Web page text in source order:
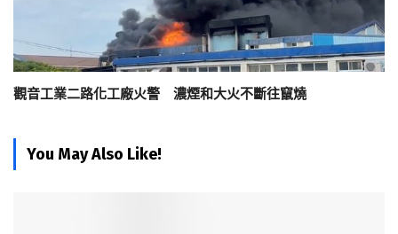
觀音工業二路化工廠火警 濃煙和大火不斷往竄燒
You May Also Like!